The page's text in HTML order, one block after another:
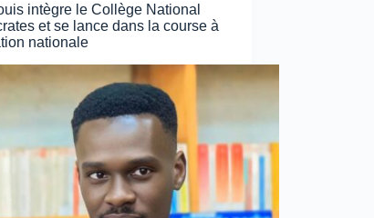
intègre le Collège National
et se lance dans la course à
nationale